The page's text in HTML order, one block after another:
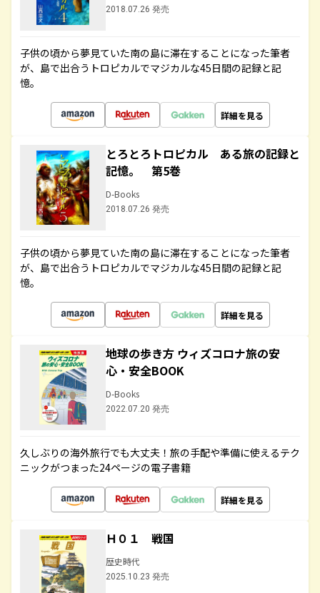
2018.07.26 発売
子供の頃から夢見ていた南の島に滞在することになった筆者
が、島で出合うトロピカルでマジカルな45日間の記録と記
憶。
詳細を見る
とろとろトロピカル ある旅の記録と
記憶。 第5巻
D-Books
2018.07.26 発売
子供の頃から夢見ていた南の島に滞在することになった筆者
が、島で出合うトロピカルでマジカルな45日間の記録と記
憶。
詳細を見る
地球の歩き方 ウィズコロナ旅の安
心・安全BOOK
D-Books
2022.07.20 発売
久しぶりの海外旅行でも大丈夫！旅の手配や準備に使えるテク
ニックがつまった24ページの電子書籍
詳細を見る
Ｈ０１ 戦国
歴史時代
2025.10.23 発売